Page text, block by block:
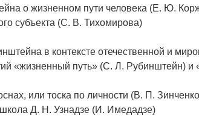
о жизненном пути человека (Е. Ю.
субъекта (С. В. Тихомирова)
в контексте отечественной и
«жизненный путь» (С. Л. Рубинштейн) и
или тоска по личности (В. П.
Д. Н. Узнадзе (И. Имедадзе)